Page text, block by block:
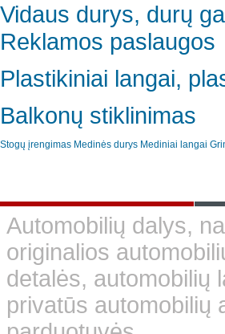
Vidaus durys, durų
Reklamos paslaugos
Plastikiniai langai,
Balkonų stiklinimas
Stogų įrengimas Medinės durys Mediniai langai
Automobilių dalys,
originalios
detalės, automobilių
privatūs automobilių